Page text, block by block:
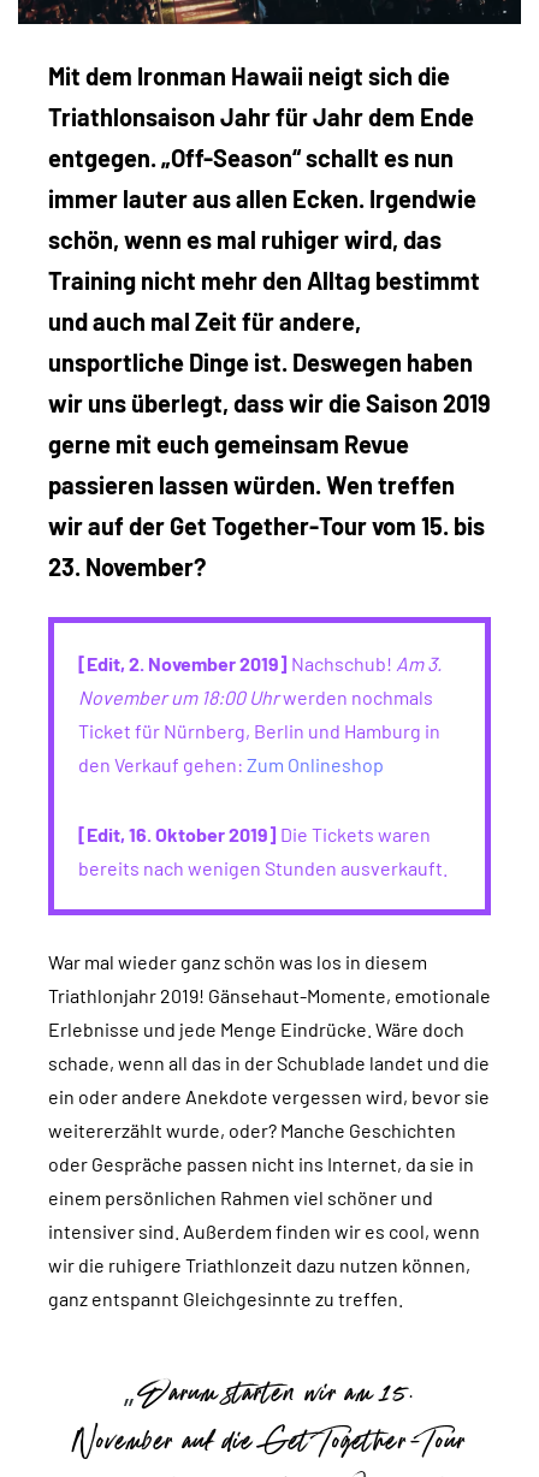
Mit dem Ironman Hawaii neigt sich die
Triathlonsaison Jahr für Jahr dem Ende
entgegen. „Off-Season“ schallt es nun
immer lauter aus allen Ecken. Irgendwie
schön, wenn es mal ruhiger wird, das
Training nicht mehr den Alltag bestimmt
und auch mal Zeit für andere,
unsportliche Dinge ist. Deswegen haben
wir uns überlegt, dass wir die Saison 2019
gerne mit euch gemeinsam Revue
passieren lassen würden. Wen treffen
wir auf der Get Together-Tour vom 15. bis
23. November?
[Edit, 2. November 2019] Nachschub! Am 3.
November um 18:00 Uhrwerden nochmals
Ticket für Nürnberg, Berlin und Hamburg in
den Verkauf gehen: Zum Onlineshop
[Edit, 16. Oktober 2019] Die Tickets waren
bereits nach wenigen Stunden ausverkauft.
War mal wieder ganz schön was los in diesem
Triathlonjahr 2019! Gänsehaut-Momente, emotionale
Erlebnisse und jede Menge Eindrücke. Wäre doch
schade, wenn all das in der Schublade landet und die
ein oder andere Anekdote vergessen wird, bevor sie
weitererzählt wurde, oder? Manche Geschichten
oder Gespräche passen nicht ins Internet, da sie in
einem persönlichen Rahmen viel schöner und
intensiver sind. Außerdem finden wir es cool, wenn
wir die ruhigere Triathlonzeit dazu nutzen können,
ganz entspannt Gleichgesinnte zu treffen.
Darum starten wir am 15.
November auf die Get Together-Tour